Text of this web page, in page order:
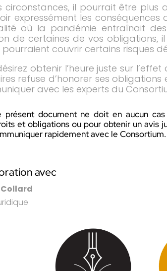
circonstances, il pourrait être
expressément les
où la pandémie entraînait
de certaines de vos obligations,
couvrir certains risques
obtenir l’heure juste sur
refuse d’honorer ses
avec les experts du
présent document ne doit en aucun
et obligations ou pour obtenir un avis
rapidement avec le Consortium.
avec
Collard